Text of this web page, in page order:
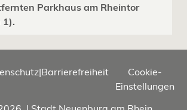
Parkhaus am Rheintor
1).
|Barrierefreiheit
Cookie-
Einstellungen